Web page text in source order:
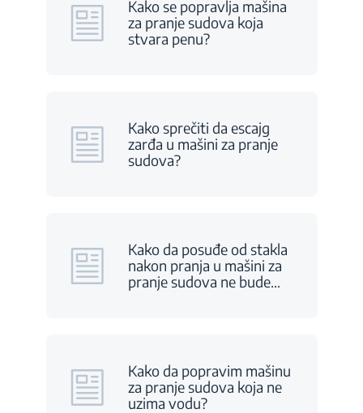
Kako se popravlja mašina
za pranje sudova koja
stvara penu?
Kako sprečiti da escajg
zarđa u mašini za pranje
sudova?
Kako da posuđe od stakla
nakon pranja u mašini za
pranje sudova ne bude…
Kako da popravim mašinu
za pranje sudova koja ne
uzima vodu?